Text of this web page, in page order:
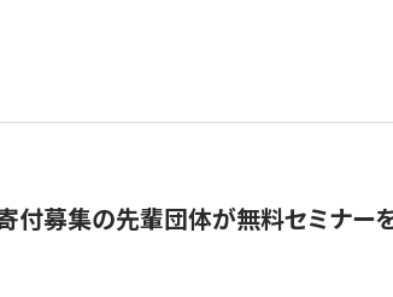
寄付募集の先輩団体が無料セミナー